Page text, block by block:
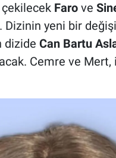
çekilecek Farove
Dizinin yeni bir
dizide Can Bartu
Cemre ve